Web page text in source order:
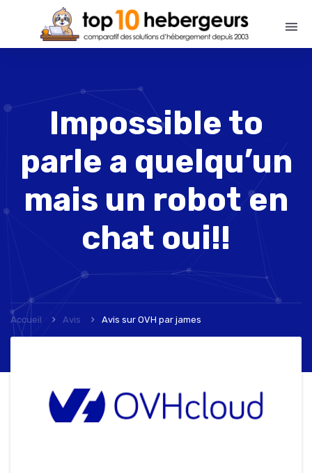
Impossible to
parle a quelqu’un
mais un robot en
chat oui!!
Accueil Avis Avis sur OVH par james